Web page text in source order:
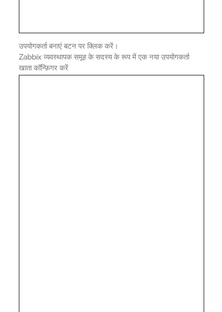
उपयोगकर्ता बनाएं बटन पर क्लिक करें।
Zabbix व्यवस्थापक समूह के सदस्य के रूप में एक नया उपयोगकर्ता
खाता कॉन्फ़िगर करें